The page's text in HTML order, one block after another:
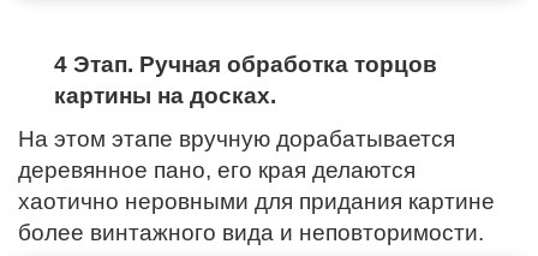
4 Этап. Ручная обработка торцов
картины на досках.
На этом этапе вручную дорабатывается
деревянное пано, его края делаются
хаотично неровными для придания картине
более винтажного вида и неповторимости.